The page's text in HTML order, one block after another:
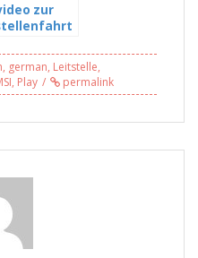
zur
von
v5
, german, Leitstelle,
, Play permalink